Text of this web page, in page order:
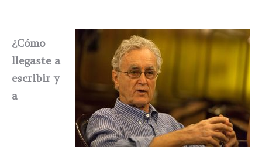
¿Cómo
llegaste a
escribir y
a